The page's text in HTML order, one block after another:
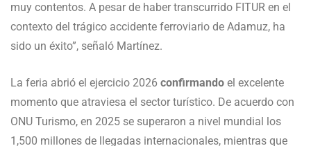
muy contentos. A pesar de haber transcurrido FITUR en el
contexto del trágico accidente ferroviario de Adamuz, ha
sido un éxito”, señaló Martínez.
La feria abrió el ejercicio 2026 confirmando el excelente
momento que atraviesa el sector turístico. De acuerdo con
ONU Turismo, en 2025 se superaron a nivel mundial los
1,500 millones de llegadas internacionales, mientras que